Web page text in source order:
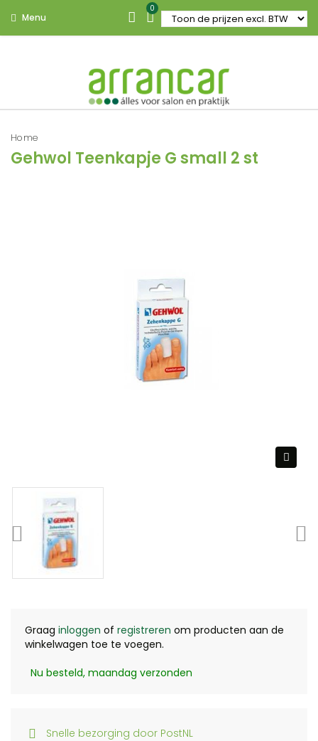
Menu
0
Home
Gehwol Teenkapje G small 2 st
Graag inloggen of registreren om producten aan de
winkelwagen toe te voegen.
Nu besteld, maandag verzonden
Snelle bezorging door PostNL